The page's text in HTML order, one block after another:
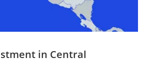
in Central